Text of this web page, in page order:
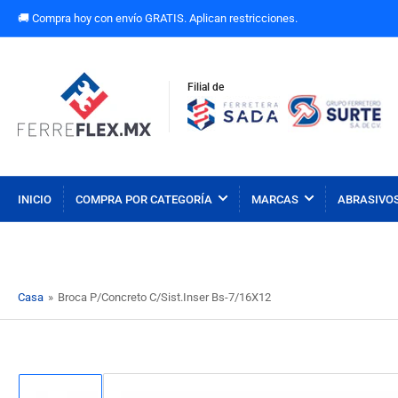
🚚 Compra hoy con envío GRATIS. Aplican restricciones.
Filial de
INICIO COMPRA POR CATEGORÍA MARCAS
Casa » Broca P/Concreto C/Sist.Inser Bs-7/16X12